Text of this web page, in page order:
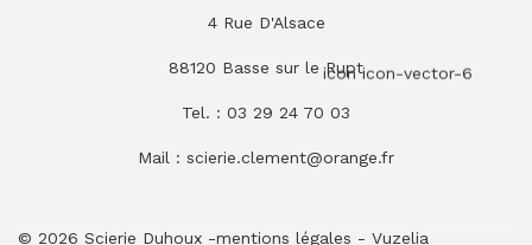
icon icon-vector-6
4 Rue D'Alsace
88120 Basse sur le Rupt
Tel. : 03 29 24 70 03
Mail : scierie.clement@orange.fr
© 2026 Scierie Duhoux -mentions légales - Vuzelia